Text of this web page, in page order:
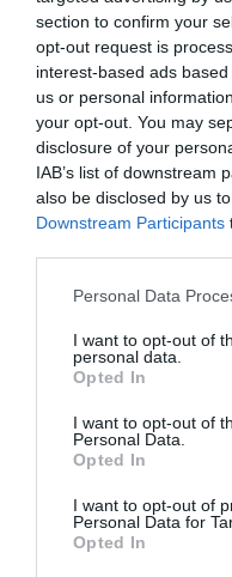
section to confirm your
opt-out request is
interest-based ads
us or personal
your opt-out. You may
disclosure of your
IAB’s list of downstream
also be disclosed by us
Downstream Participants
Personal Data
I want to opt-out of
personal data.
Opted In
I want to opt-out of
Personal Data.
Opted In
I want to opt-out of
Personal Data for
Opted In
de les actuacions més
Entre elles,
ciutat", que eltram
avançat estat de
la zona sud encara no
significatius.
Contenido relacionado
pendents del
Un altre dels aspectes
Compromís és la nova
d'Espais i Usos
l'Autoritat Portuària el